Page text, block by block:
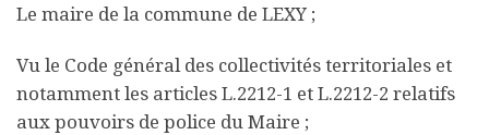
Le maire de la commune de LEXY ;
Vu le Code général des collectivités territoriales et
notamment les articles L.2212-1 et L.2212-2 relatifs
aux pouvoirs de police du Maire ;